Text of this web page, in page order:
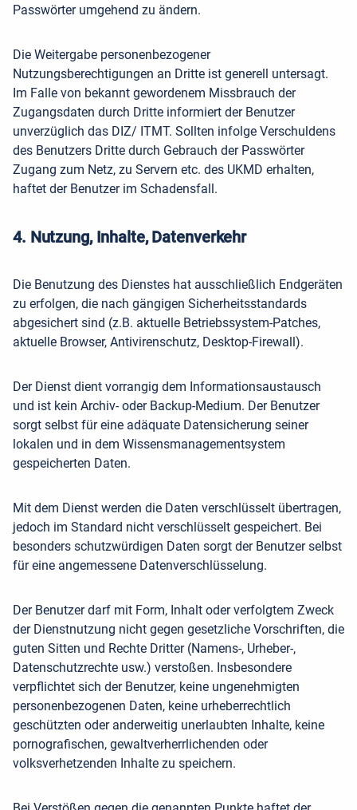
Passwörter umgehend zu ändern.
Die Weitergabe personenbezogener
Nutzungsberechtigungen an Dritte ist generell untersagt.
Im Falle von bekannt gewordenem Missbrauch der
Zugangsdaten durch Dritte informiert der Benutzer
unverzüglich das DIZ/ ITMT. Sollten infolge Verschuldens
des Benutzers Dritte durch Gebrauch der Passwörter
Zugang zum Netz, zu Servern etc. des UKMD erhalten,
haftet der Benutzer im Schadensfall.
4. Nutzung, Inhalte, Datenverkehr
Die Benutzung des Dienstes hat ausschließlich Endgeräten
zu erfolgen, die nach gängigen Sicherheitsstandards
abgesichert sind (z.B. aktuelle Betriebssystem-Patches,
aktuelle Browser, Antivirenschutz, Desktop-Firewall).
Der Dienst dient vorrangig dem Informationsaustausch
und ist kein Archiv- oder Backup-Medium. Der Benutzer
sorgt selbst für eine adäquate Datensicherung seiner
lokalen und in dem Wissensmanagementsystem
gespeicherten Daten.
Mit dem Dienst werden die Daten verschlüsselt übertragen,
jedoch im Standard nicht verschlüsselt gespeichert. Bei
besonders schutzwürdigen Daten sorgt der Benutzer selbst
für eine angemessene Datenverschlüsselung.
Der Benutzer darf mit Form, Inhalt oder verfolgtem Zweck
der Dienstnutzung nicht gegen gesetzliche Vorschriften, die
guten Sitten und Rechte Dritter (Namens-, Urheber-,
Datenschutzrechte usw.) verstoßen. Insbesondere
verpflichtet sich der Benutzer, keine ungenehmigten
personenbezogenen Daten, keine urheberrechtlich
geschützten oder anderweitig unerlaubten Inhalte, keine
pornografischen, gewaltverherrlichenden oder
volksverhetzenden Inhalte zu speichern.